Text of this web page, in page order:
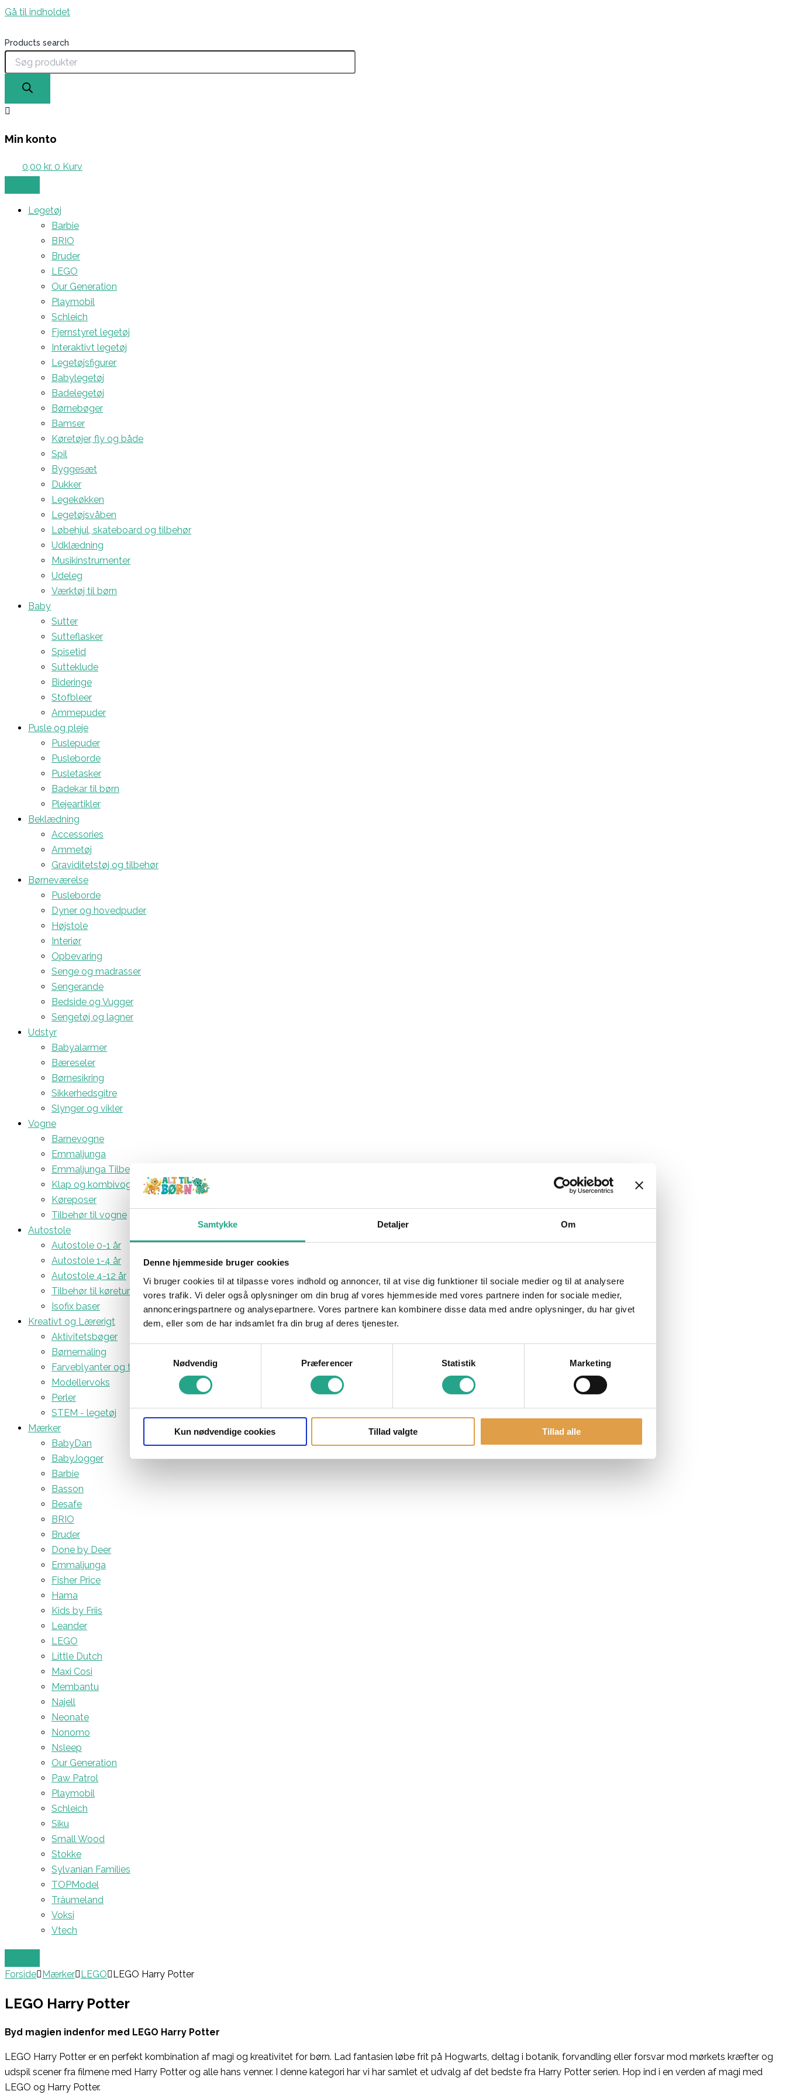
Samtykke Detaljer Om
Denne hjemmeside bruger cookies
Vi bruger cookies til at tilpasse vores indhold og annoncer, til at vise dig funktioner til sociale medier og til at analysere
vores trafik. Vi deler også oplysninger om din brug af vores hjemmeside med vores partnere inden for sociale medier,
annonceringspartnere og analysepartnere. Vores partnere kan kombinere disse data med andre oplysninger, du har givet
dem, eller som de har indsamlet fra din brug af deres tjenester.
Nødvendig
Præferencer Statistik Marketing
Kun nødvendige cookies Tillad valgte Tillad alle
Gå til indholdet
Products search
Min konto
0,00 kr. 0 Kurv
Legetøj
Barbie
BRIO
Bruder
LEGO
Our Generation
Playmobil
Schleich
Fjernstyret legetøj
Interaktivt legetøj
Legetøjsfigurer
Babylegetøj
Badelegetøj
Børnebøger
Bamser
Køretøjer, fly og både
Spil
Byggesæt
Dukker
Legekøkken
Legetøjsvåben
Løbehjul, skateboard og tilbehør
Udklædning
Musikinstrumenter
Udeleg
Værktøj til børn
Baby
Sutter
Sutteflasker
Spisetid
Sutteklude
Bideringe
Stofbleer
Ammepuder
Pusle og pleje
Puslepuder
Pusleborde
Pusletasker
Badekar til børn
Plejeartikler
Beklædning
Accessories
Ammetøj
Graviditetstøj og tilbehør
Børneværelse
Pusleborde
Dyner og hovedpuder
Højstole
Interiør
Opbevaring
Senge og madrasser
Sengerande
Bedside og Vugger
Sengetøj og lagner
Udstyr
Babyalarmer
Bæreseler
Børnesikring
Sikkerhedsgitre
Slynger og vikler
Vogne
Barnevogne
Emmaljunga
Emmaljunga Tilbehør
Klap og kombivogne
Køreposer
Tilbehør til vogne
Autostole
Autostole 0-1 år
Autostole 1-4 år
Autostole 4-12 år
Tilbehør til køreturen
Isofix baser
Kreativt og Lærerigt
Aktivitetsbøger
Børnemaling
Farveblyanter og tuscher
Modellervoks
Perler
STEM - legetøj
Mærker
BabyDan
BabyJogger
Barbie
Basson
Besafe
BRIO
Bruder
Done by Deer
Emmaljunga
Fisher Price
Hama
Kids by Friis
Leander
LEGO
Little Dutch
Maxi Cosi
Membantu
Najell
Neonate
Nonomo
Nsleep
Our Generation
Paw Patrol
Playmobil
Schleich
Siku
Small Wood
Stokke
Sylvanian Families
TOPModel
Träumeland
Voksi
Vtech
Forside Mærker LEGO LEGO Harry Potter
LEGO Harry Potter
Byd magien indenfor med LEGO Harry Potter
LEGO Harry Potter er en perfekt kombination af magi og kreativitet for børn. Lad fantasien løbe frit på Hogwarts, deltag i botanik, forvandling eller forsvar mod mørkets kræfter og
udspil scener fra filmene med Harry Potter og alle hans venner. I denne kategori har vi har samlet et udvalg af det bedste fra Harry Potter serien. Hop ind i en verden af magi med
LEGO og Harry Potter.